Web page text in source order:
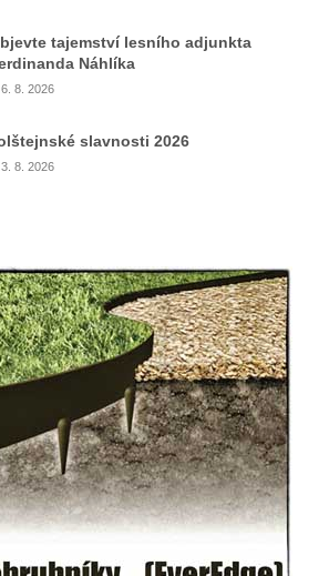
Lužce nad Vltavou
na hřbitově v
v Hrobčicích
v Mirošovicích
armády na hřbitově v
na hřbitově v
na hřbitově v
a Miroslava Moravce
válek na hřbitově v Dobříni
světové války v Lužici
na hřbitově v Lužici
Capella na
tajemství lesního adjunkta
Náhlíka
6. 8. 2026
slavnosti 2026
3. 8. 2026